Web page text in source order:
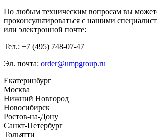
По любым техническим вопросам вы
проконсультироваться с нашими
или электронной почте:
Тел.: +7 (495) 748-07-47
Эл. почта: order@umpgroup.ru
Екатеринбург
Москва
Нижний Новгород
Новосибирск
Ростов-на-Дону
Санкт-Петербург
Тольятти